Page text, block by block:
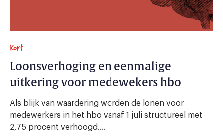
Kort
Loonsverhoging en eenmalige
uitkering voor medewekers hbo
Als blijk van waardering worden de lonen voor
medewerkers in het hbo vanaf 1 juli structureel met
2,75 procent verhoogd....